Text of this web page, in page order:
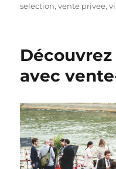
le
selection,vente privee,
Découvrez
avec